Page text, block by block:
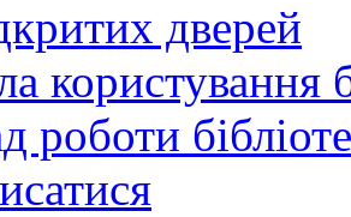
дверей
користування
роботи